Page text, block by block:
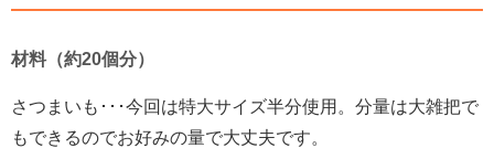
材料（約20個分）
さつまいも･･･今回は特大サイズ半分使用。分量は大雑把で
もできるのでお好みの量で大丈夫です。